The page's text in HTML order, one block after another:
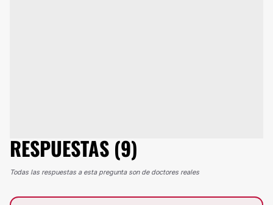
RESPUESTAS (9)
Todas las respuestas a esta pregunta son de doctores reales